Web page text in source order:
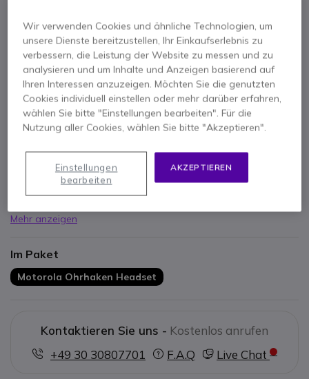
Hauptmerkmale
Ohrhakenheadset mit Mikrofon
Komfort: Bequemes Tragen
Design:Diskret
Wir empfehlen auch die günstigere Variante:
Mehr anzeigen
Im Paket
Motorola Ohrhaken Headset
Kontaktieren Sie uns - Kostenlos anrufen
+49 30 30807701
F.A.Q Live Chat
Wir verwenden Cookies und ähnliche Technologien, um
unsere Dienste bereitzustellen, Ihr Einkaufserlebnis zu
verbessern, die Leistung der Website zu messen und zu
analysieren und um Inhalte und Anzeigen basierend auf
Ihren Interessen anzuzeigen. Möchten Sie die genutzten
Cookies individuell einstellen oder mehr darüber erfahren,
wählen Sie bitte "Einstellungen bearbeiten". Für die
Nutzung aller Cookies, wählen Sie bitte "Akzeptieren".
AKZEPTIEREN
Einstellungen
bearbeiten